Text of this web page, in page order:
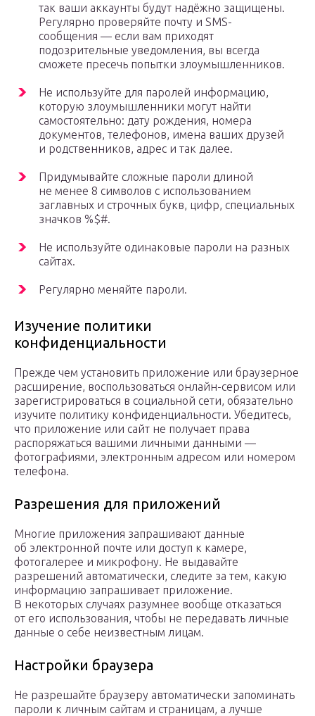
так ваши аккаунты будут надёжно защищены.
Регулярно проверяйте почту и SMS-
сообщения — если вам приходят
подозрительные уведомления, вы всегда
сможете пресечь попытки злоумышленников.
Не используйте для паролей информацию,
которую злоумышленники могут найти
самостоятельно: дату рождения, номера
документов, телефонов, имена ваших друзей
и родственников, адрес и так далее.
Придумывайте сложные пароли длиной
не менее 8 символов с использованием
заглавных и строчных букв, цифр, специальных
значков %$#.
Не используйте одинаковые пароли на разных
сайтах.
Регулярно меняйте пароли.
Изучение политики
конфиденциальности
Прежде чем установить приложение или браузерное
расширение, воспользоваться онлайн-сервисом или
зарегистрироваться в социальной сети, обязательно
изучите политику конфиденциальности. Убедитесь,
что приложение или сайт не получает права
распоряжаться вашими личными данными —
фотографиями, электронным адресом или номером
телефона.
Разрешения для приложений
Многие приложения запрашивают данные
об электронной почте или доступ к камере,
фотогалерее и микрофону. Не выдавайте
разрешений автоматически, следите за тем, какую
информацию запрашивает приложение.
В некоторых случаях разумнее вообще отказаться
от его использования, чтобы не передавать личные
данные о себе неизвестным лицам.
Настройки браузера
Не разрешайте браузеру автоматически запоминать
пароли к личным сайтам и страницам, а лучше